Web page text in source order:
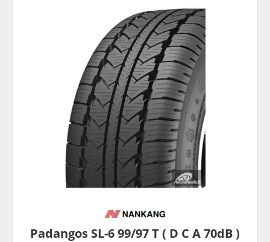
Padangos SL-6 99/97 T ( D C A 70dB )